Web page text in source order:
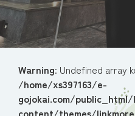
Warning: Undefined array
/home/xs397163/e-
gojokai.com/
content/themes/